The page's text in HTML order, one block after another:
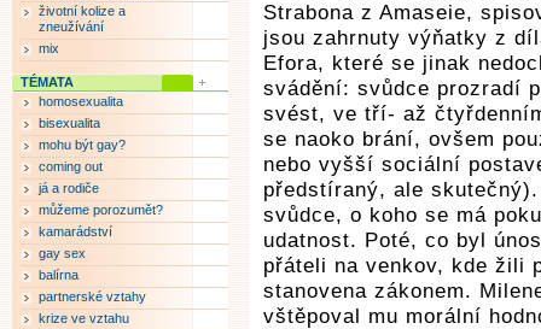
Strabona z Amaseie,
jsou zahrnuty výňatky z
Efora, které se jinak
svádění: svůdce prozradí
svést, ve tří- až
se naoko brání, ovšem
nebo vyšší sociální
předstíraný, ale
svůdce, o koho se má
udatnost. Poté, co byl
přáteli na venkov, kde žili
stanovena zákonem.
vštěpoval mu morální
životní kolize a
zneužívání
mix
TÉMATA
homosexualita
bisexualita
mohu být gay?
coming out
já a rodiče
můžeme porozumět?
kamarádství
gay sex
balírna
partnerské vztahy
krize ve vztahu